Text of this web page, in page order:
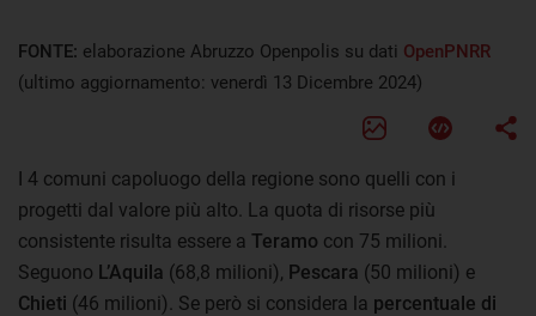
FONTE: elaborazione Abruzzo Openpolis su dati OpenPNRR
(ultimo aggiornamento: venerdì 13 Dicembre 2024)
I 4 comuni capoluogo della regione sono quelli con i
progetti dal valore più alto. La quota di risorse più
consistente risulta essere a Teramo con 75 milioni.
Seguono L’Aquila (68,8 milioni), Pescara (50 milioni) e
Chieti (46 milioni). Se però si considera la percentuale di